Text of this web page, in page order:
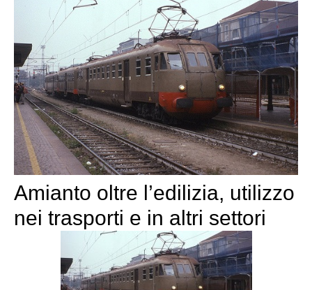
Amianto oltre l’edilizia, utilizzo
nei trasporti e in altri settori